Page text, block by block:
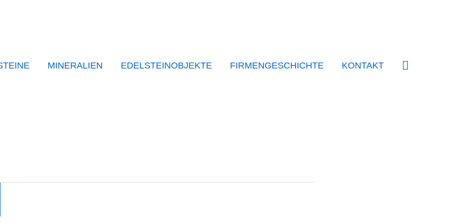
MINERALIEN EDELSTEINOBJEKTE FIRMENGESCHICHTE KONTAKT